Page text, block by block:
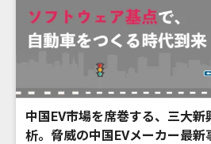
中国EV市場を席巻する、三大
析。脅威の中国EVメーカー最